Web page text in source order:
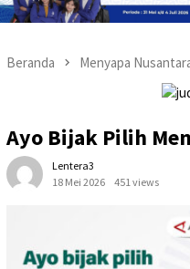
Beranda Menyapa
Ayo Bijak Pilih
Lentera3
18 Mei 2026
451 views